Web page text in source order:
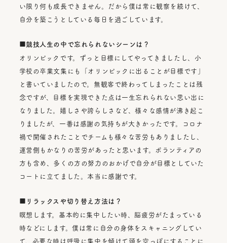
い限り何も成長できません。だから僕は常に観察を続けて、
自分を築こうとしている毎日を過ごしています。
■競技人生の中で忘れられないシーンは？
オリンピックです。ずっと目標にしてやってきましたし、小
学校の卒業文集にも「オリンピックに出ることが目標です」
と書いていましたので。無観客で終わってしまったことは残
念ですが、目標を実現できた点は一生忘れられない思い出に
なりました。嬉しさや誇らしさなど、様々な感情が沸き起こ
りましたが、一番は感謝の気持ちが大きかったです。コロナ
禍で開催されたことでチームも様々な苦労もありましたし、
運営側もかなりの苦労があったと思います。ボランティアの
方も含め、多くの方の努力のおかげで自分が目標としていた
コートに立てました。本当に感謝です。
■リラックスや切り替え方法は？
瞑想します。基本的に集中したい時、脳疲労がたまっている
時などにします。僕は常に自分の身体をスキャニングしてい
て、必要な時は呼吸に集中を傾けて頭を空っぽにすることに